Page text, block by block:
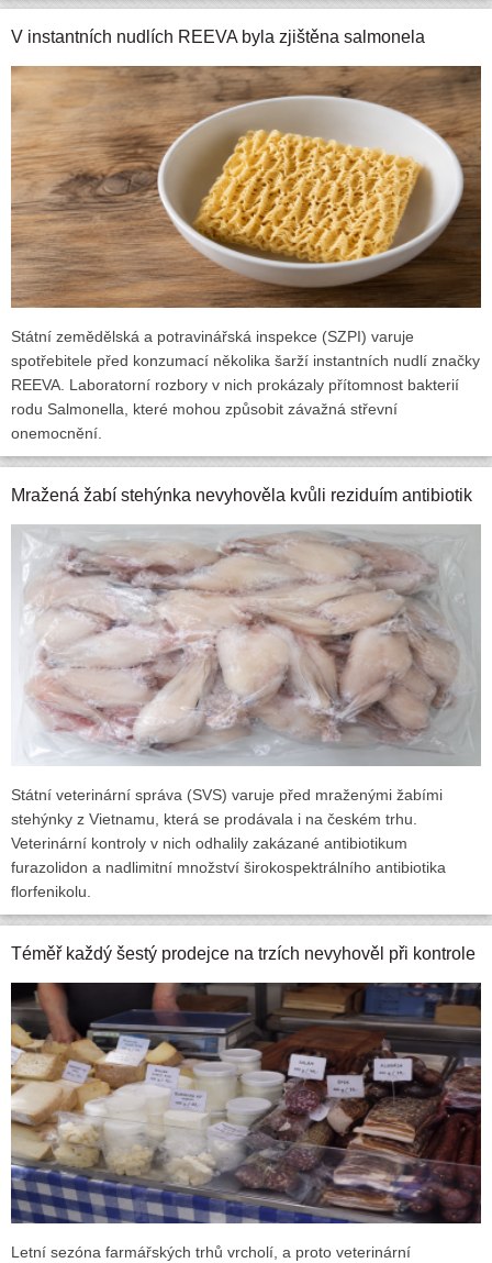
V instantních nudlích REEVA byla zjištěna salmonela
Státní zemědělská a potravinářská inspekce (SZPI) varuje
spotřebitele před konzumací několika šarží instantních nudlí značky
REEVA. Laboratorní rozbory v nich prokázaly přítomnost bakterií
rodu Salmonella, které mohou způsobit závažná střevní
onemocnění.
Mražená žabí stehýnka nevyhověla kvůli reziduím antibiotik
Státní veterinární správa (SVS) varuje před mraženými žabími
stehýnky z Vietnamu, která se prodávala i na českém trhu.
Veterinární kontroly v nich odhalily zakázané antibiotikum
furazolidon a nadlimitní množství širokospektrálního antibiotika
florfenikolu.
Téměř každý šestý prodejce na trzích nevyhověl při kontrole
Letní sezóna farmářských trhů vrcholí, a proto veterinární